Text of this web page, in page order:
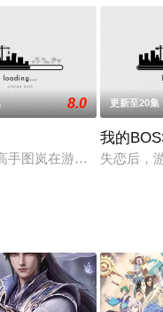
悠然前去投靠瑞王爷，
8.0
手图岚在游戏中收到亲哥
更新至20集
我的
失恋后，